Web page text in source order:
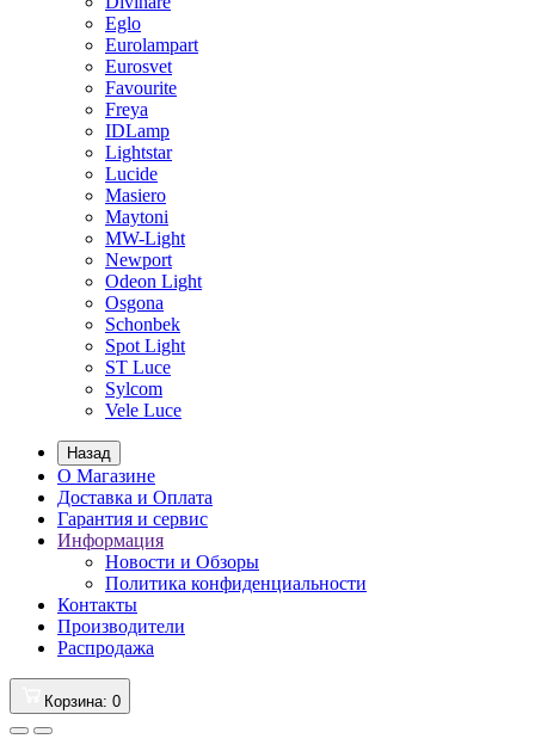
Eglo
Eurolampart
Eurosvet
Favourite
Freya
IDLamp
Lightstar
Lucide
Masiero
Maytoni
MW-Light
Newport
Odeon Light
Osgona
Schonbek
Spot Light
ST Luce
Sylcom
Vele Luce
Назад
О Магазине
Доставка и Оплата
Гарантия и сервис
Информация
Новости и Обзоры
Политика конфиденциальности
Контакты
Производители
Распродажа
Корзина: 0